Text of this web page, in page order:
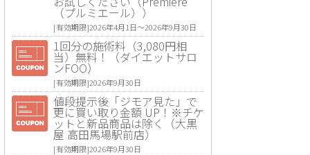
（プルミエール））
[有効期限]2026年4月1日〜2026年9月30日
1回分の施術料（3,080円相
当）無料！（ダイエットサロ
ンFOO）
[有効期限]2026年9月30日
値段提示後「ジモア見た」で
更に買い取り金額 UP！※チケ
ットと新品商品は除く（大黒
屋 高田馬場駅前店）
[有効期限]2026年9月30日